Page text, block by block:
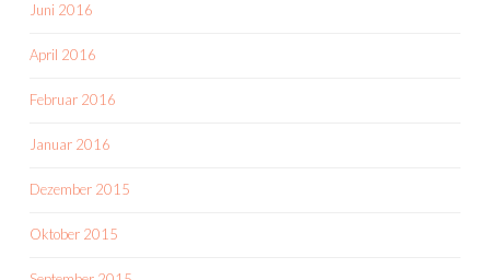
Juni 2016
April 2016
Februar 2016
Januar 2016
Dezember 2015
Oktober 2015